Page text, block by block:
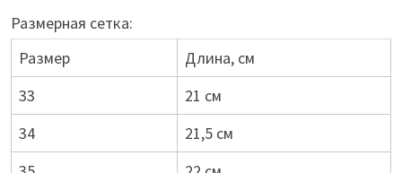
Размерная сетка:
Размер
Длина, см
33
21 см
34
21,5 см